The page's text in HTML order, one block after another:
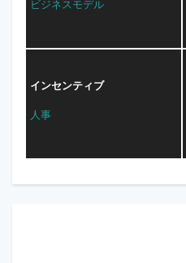
ビジネスモデル
インセンティブ
人事